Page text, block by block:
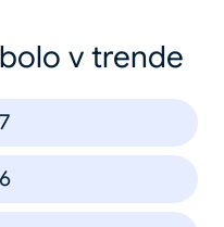
v trende